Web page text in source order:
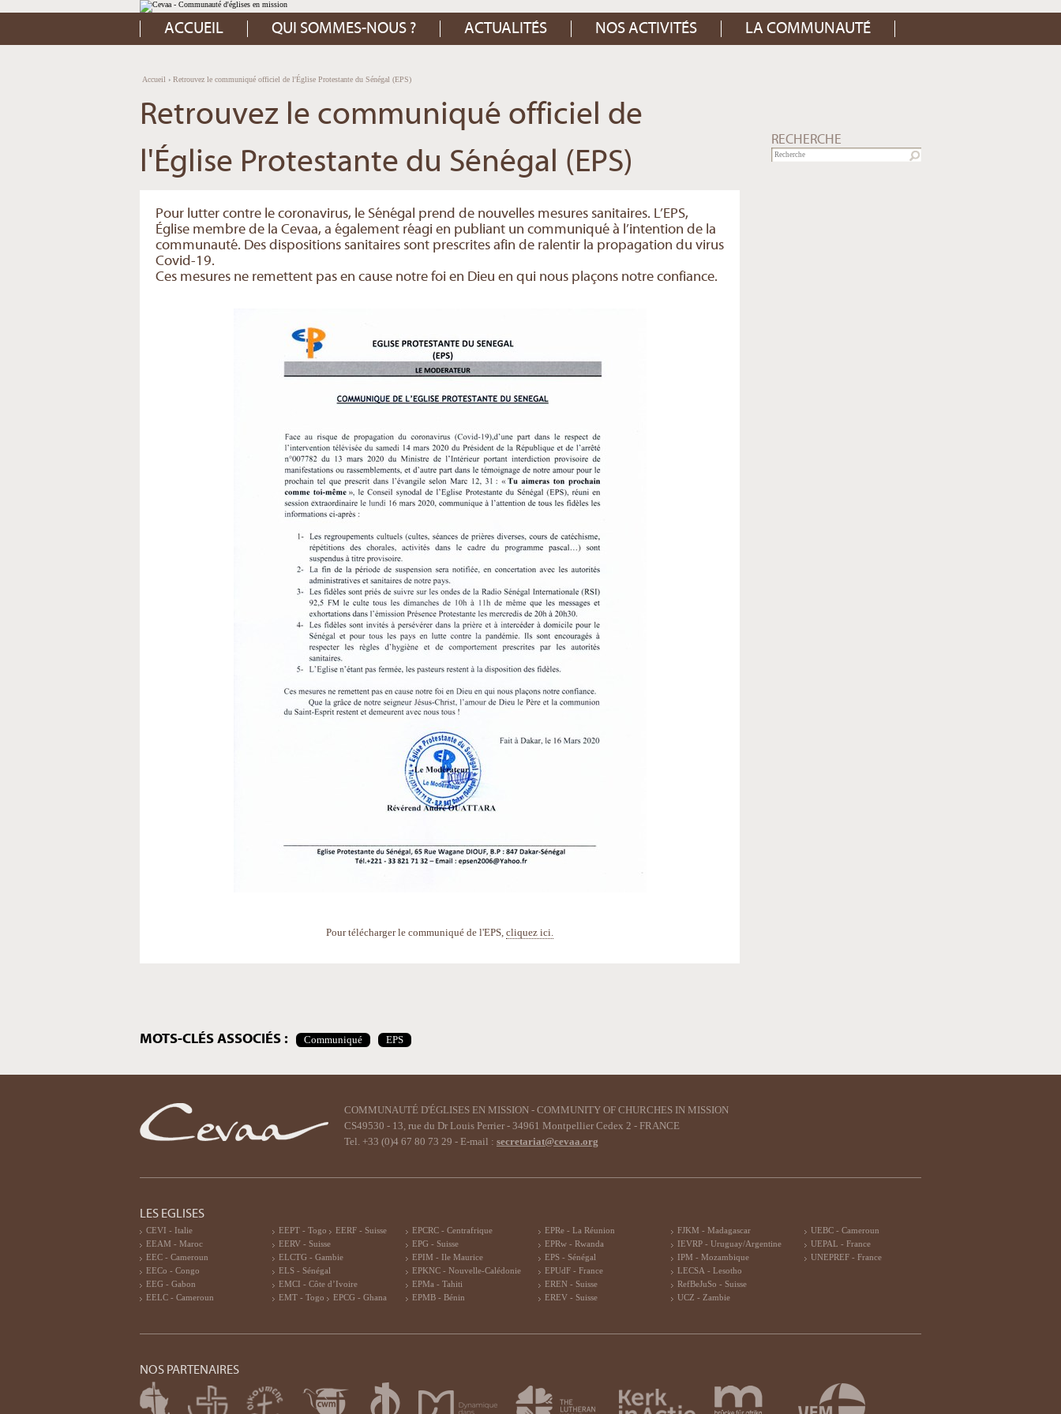
Aller
au
contenu.
Aller
à
Outils
personnels
ACCUEIL QUI SOMMES-NOUS ? ACTUALITÉS NOS ACTIVITÉS LA COMMUNAUTÉ
Accueil › Retrouvez le communiqué officiel de l'Église Protestante du Sénégal (EPS)
RECHERCHE
Retrouvez le communiqué officiel de
l'Église Protestante du Sénégal (EPS)
Pour lutter contre le coronavirus, le Sénégal prend de nouvelles mesures sanitaires. L’EPS,
Église membre de la Cevaa, a également réagi en publiant un communiqué à l’intention de la
communauté. Des dispositions sanitaires sont prescrites afin de ralentir la propagation du virus
Covid-19.
Ces mesures ne remettent pas en cause notre foi en Dieu en qui nous plaçons notre confiance.
Pour télécharger le communiqué de l'EPS, cliquez ici.
MOTS-CLÉS ASSOCIÉS : Communiqué EPS
COMMUNAUTÉ D'ÉGLISES EN MISSION - COMMUNITY OF CHURCHES IN MISSION
CS49530 - 13, rue du Dr Louis Perrier - 34961 Montpellier Cedex 2 - FRANCE
Tel. +33 (0)4 67 80 73 29 - E-mail : secretariat@cevaa.org
LES EGLISES
CEVI - Italie
EEAM - Maroc
EEC - Cameroun
EECo - Congo
EEG - Gabon
EELC - Cameroun
EEPT - Togo
EERF - Suisse
EERV - Suisse
ELCTG - Gambie
ELS - Sénégal
EMCI - Côte d’Ivoire
EMT - Togo
EPCG - Ghana
EPCRC - Centrafrique
EPG - Suisse
EPIM - Ile Maurice
EPKNC - Nouvelle-Calédonie
EPMa - Tahiti
EPMB - Bénin
EPRe - La Réunion
EPRw - Rwanda
EPS - Sénégal
EPUdF - France
EREN - Suisse
EREV - Suisse
FJKM - Madagascar
IEVRP - Uruguay/Argentine
IPM - Mozambique
LECSA - Lesotho
RefBeJuSo - Suisse
UCZ - Zambie
UEBC - Cameroun
UEPAL - France
UNEPREF - France
NOS PARTENAIRES